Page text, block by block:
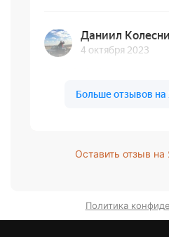
Оставить отзыв на
Политика